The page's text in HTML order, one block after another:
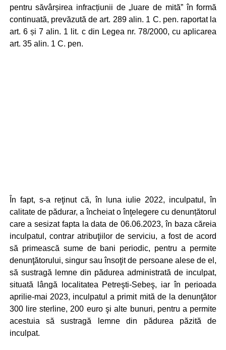
pentru săvârșirea infracțiunii de „luare de mită” în formă
continuată, prevăzută de art. 289 alin. 1 C. pen. raportat la
art. 6 și 7 alin. 1 lit. c din Legea nr. 78/2000, cu aplicarea
art. 35 alin. 1 C. pen.
În fapt, s-a reţinut că, în luna iulie 2022, inculpatul, în
calitate de pădurar, a încheiat o înţelegere cu denunțătorul
care a sesizat fapta la data de 06.06.2023, în baza căreia
inculpatul, contrar atribuţiilor de serviciu, a fost de acord
să primească sume de bani periodic, pentru a permite
denunţătorului, singur sau însoţit de persoane alese de el,
să sustragă lemne din pădurea administrată de inculpat,
situată lângă localitatea Petreşti-Sebeş, iar în perioada
aprilie-mai 2023, inculpatul a primit mită de la denunţător
300 lire sterline, 200 euro şi alte bunuri, pentru a permite
acestuia să sustragă lemne din pădurea păzită de
inculpat.